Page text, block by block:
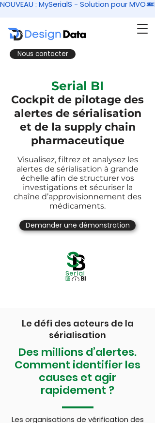
Nous contacter
NOUVEAU : MySerialS - Solution pour MVO
Serial BI
Cockpit de pilotage des
alertes de sérialisation
et de la supply chain
pharmaceutique
Visualisez, filtrez et analysez les
alertes de sérialisation à grande
échelle afin de structurer vos
investigations et sécuriser la
chaîne d’approvisionnement des
médicaments.
Demander une démonstration
Le défi des acteurs de la
sérialisation
Des millions d’alertes.
Comment identifier les
causes et agir
rapidement ?
Les organisations de vérification des